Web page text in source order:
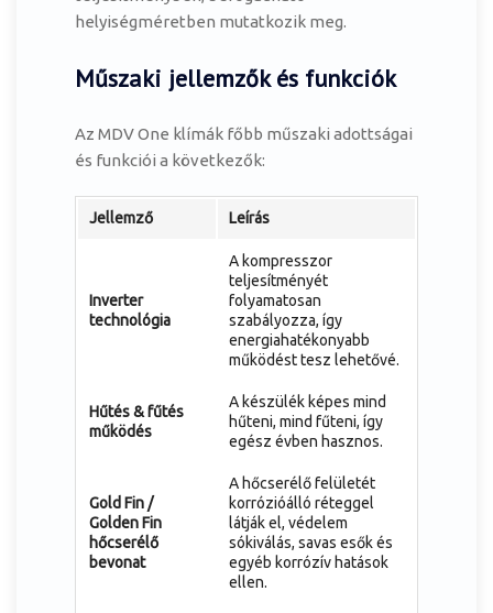
helyiségméretben mutatkozik meg.
Műszaki jellemzők és funkciók
Az MDV One klímák főbb műszaki adottságai
és funkciói a következők:
Jellemző Leírás
Inverter
technológia
A kompresszor
teljesítményét
folyamatosan
szabályozza, így
energiahatékonyabb
működést tesz lehetővé.
Hűtés & fűtés
működés
A készülék képes mind
hűteni, mind fűteni, így
egész évben hasznos.
Gold Fin /
Golden Fin
hőcserélő
bevonat
A hőcserélő felületét
korrózióálló réteggel
látják el, védelem
sókiválás, savas esők és
egyéb korrózív hatások
ellen.